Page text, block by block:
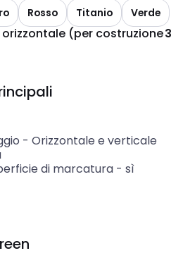
Rosso Titanio Verde
(per costruzione3
- Orizzontale e verticale
di marcatura- sì